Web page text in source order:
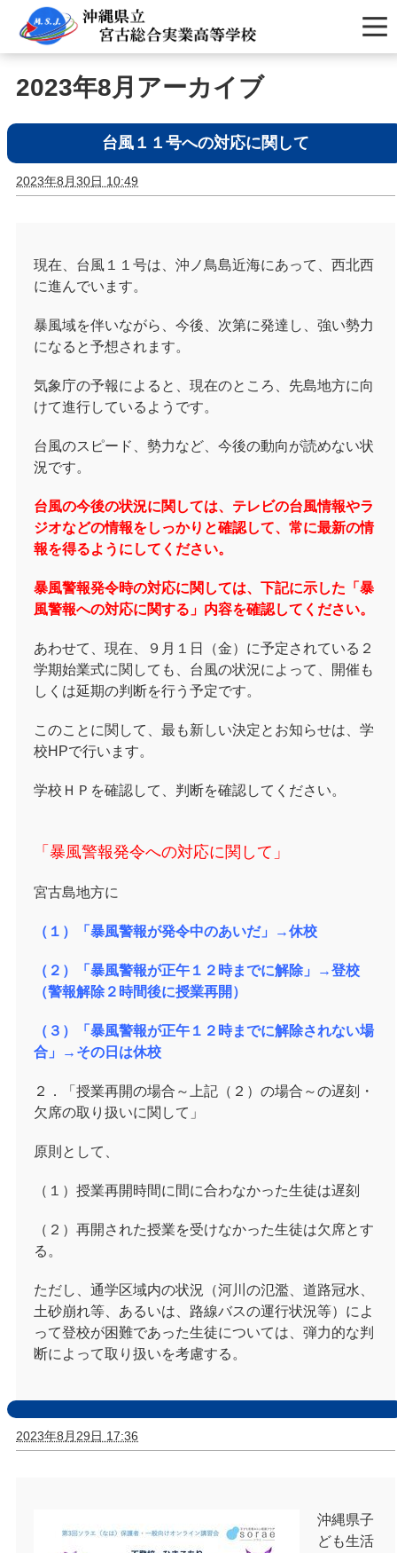
2023年8月アーカイブ
台風１１号への対応に関して
2023年8月30日 10:49
現在、台風１１号は、沖ノ鳥島近海にあって、西北西
に進んでいます。
暴風域を伴いながら、今後、次第に発達し、強い勢力
になると予想されます。
気象庁の予報によると、現在のところ、先島地方に向
けて進行しているようです。
台風のスピード、勢力など、今後の動向が読めない状
況です。
台風の今後の状況に関しては、テレビの台風情報やラ
ジオなどの情報をしっかりと確認して、常に最新の情
報を得るようにしてください。
暴風警報発令時の対応に関しては、下記に示した「暴
風警報への対応に関する」内容を確認してください。
あわせて、現在、９月１日（金）に予定されている２
学期始業式に関しても、台風の状況によって、開催も
しくは延期の判断を行う予定です。
このことに関して、最も新しい決定とお知らせは、学
校HPで行います。
学校ＨＰを確認して、判断を確認してください。
「暴風警報発令への対応に関して」
宮古島地方に
（１）「暴風警報が発令中のあいだ」→休校
（２）「暴風警報が正午１２時までに解除」→登校
（警報解除２時間後に授業再開）
（３）「暴風警報が正午１２時までに解除されない場
合」→その日は休校
２．「授業再開の場合～上記（２）の場合～の遅刻・
欠席の取り扱いに関して」
原則として、
（１）授業再開時間に間に合わなかった生徒は遅刻
（２）再開された授業を受けなかった生徒は欠席とす
る。
ただし、通学区域内の状況（河川の氾濫、道路冠水、
土砂崩れ等、あるいは、路線バスの運行状況等）によ
って登校が困難であった生徒については、弾力的な判
断によって取り扱いを考慮する。
2023年8月29日 17:36
沖縄県子
ども生活